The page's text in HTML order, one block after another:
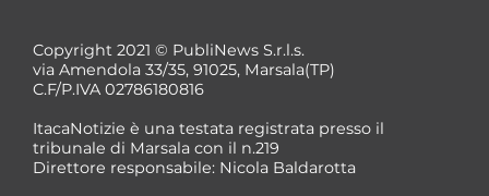
Copyright 2021 © PubliNews S.r.l.s.
via Amendola 33/35, 91025, Marsala(TP)
C.F/P.IVA 02786180816
ItacaNotizie è una testata registrata presso il
tribunale di Marsala con il n.219
Direttore responsabile: Nicola Baldarotta